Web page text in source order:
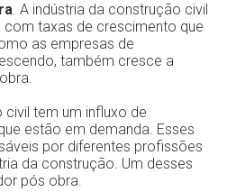
. A indústria da construção civil
com taxas de crescimento que
as empresas de
também cresce a
tem um influxo de
estão em demanda. Esses
por diferentes profissões
da construção. Um desses
pós obra.